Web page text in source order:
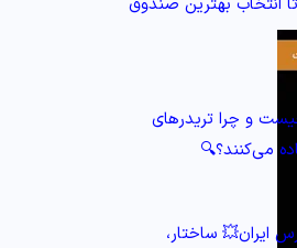
و چرا تریدرهای
می‌کنند؟🔍
ایران💥 ساختار،